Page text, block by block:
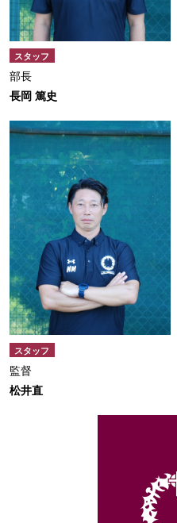
スタッフ
部長
長岡 篤史
スタッフ
監督
松井直